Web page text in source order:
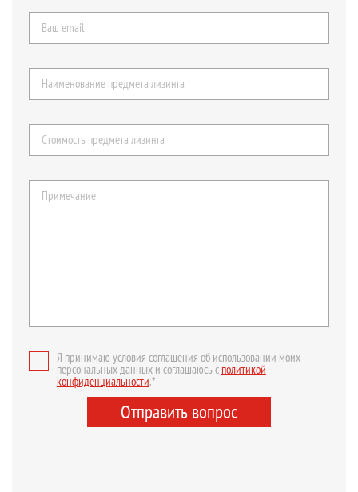
Я принимаю условия соглашения об использовании моих
персональных данных и соглашаюсь сполитикой
конфиденциальности.*
Отправить вопрос